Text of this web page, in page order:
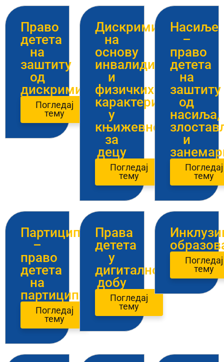
Право
детета
на
заштиту
од
дискриминације
Погледај
тему
Дискриминација
на
основу
инвалидитета
и
физичких
карактеристика
у
књижевности
за
децу
Погледај
тему
Насиље
–
право
детета
на
заштиту
од
насиља,
и
Погледај
тему
Партиципација
–
право
детета
на
партиципацију
Погледај
тему
Права
детета
у
дигиталном
добу
Погледај
тему
Погледај
тему